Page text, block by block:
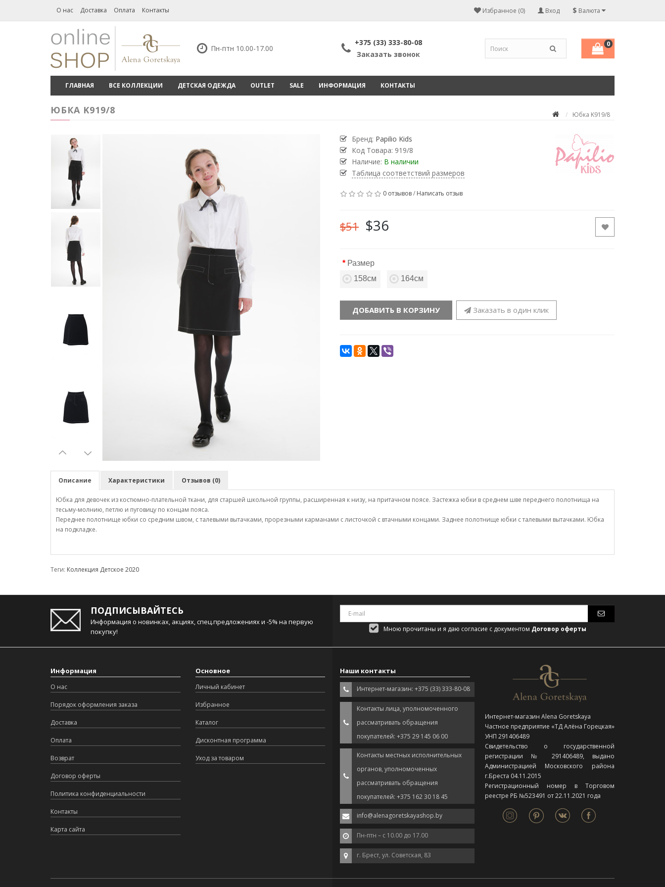
О нас Доставка Оплата Контакты $ Валюта
Вход
Избранное (0)
Пн-птн 10.00-17.00
+375 (33) 333-80-08
Заказать звонок
0
ГЛАВНАЯ ВСЕ КОЛЛЕКЦИИ ДЕТСКАЯ ОДЕЖДА OUTLET SALE ИНФОРМАЦИЯ КОНТАКТЫ
Юбка K919/8
ЮБКА K919/8
Бренд: Papilio Kids
Код Товара: 919/8
Наличие: В наличии
Таблица соответствий размеров
0 отзывов/ Написать отзыв
$51 $36
Размер
158см
164см
ДОБАВИТЬ В КОРЗИНУ Заказать в один клик
Описание Характеристики Отзывов (0)
Юбка для девочек из костюмно-плательной ткани, для старшей школьной группы, расширенная к низу, на притачном поясе. Застежка юбки в среднем шве переднего полотнища на
тесьму-молнию, петлю и пуговицу по концам пояса.
Переднее полотнище юбки со средним швом, с талевыми вытачками, прорезными карманами с листочкой с втачными концами. Заднее полотнище юбки с талевыми вытачками. Юбка
на подкладке.
Теги: Коллекция Детское 2020
ПОДПИСЫВАЙТЕСЬ
Информация о новинках, акциях, спец.предложениях и -5% на первую
покупку!
Мною прочитаны и я даю согласие с документом Договор оферты
Информация
О нас
Порядок оформления заказа
Доставка
Оплата
Возврат
Договор оферты
Политика конфиденциальности
Контакты
Карта сайта
Основное
Личный кабинет
Избранное
Каталог
Дисконтная программа
Уход за товаром
Наши контакты
Интернет-магазин: +375 (33) 333-80-08
Контакты лица, уполномоченного
рассматривать обращения
покупателей: +375 29 145 06 00
Контакты местных исполнительных
органов, уполномоченных
рассматривать обращения
покупателей: +375 162 30 18 45
info@alenagoretskayashop.by
Пн-птн – с 10.00 до 17.00
г. Брест, ул. Советская, 83
Интернет-магазин Alena Goretskaya
Частное предприятие «ТД Алёна Горецкая»
УНП 291406489
Свидетельство о государственной
регистрации № 291406489, выдано
Администрацией Московского района
г.Бреста 04.11.2015
Регистрационный номер в Торговом
реестре РБ №523491 от 22.11.2021 года